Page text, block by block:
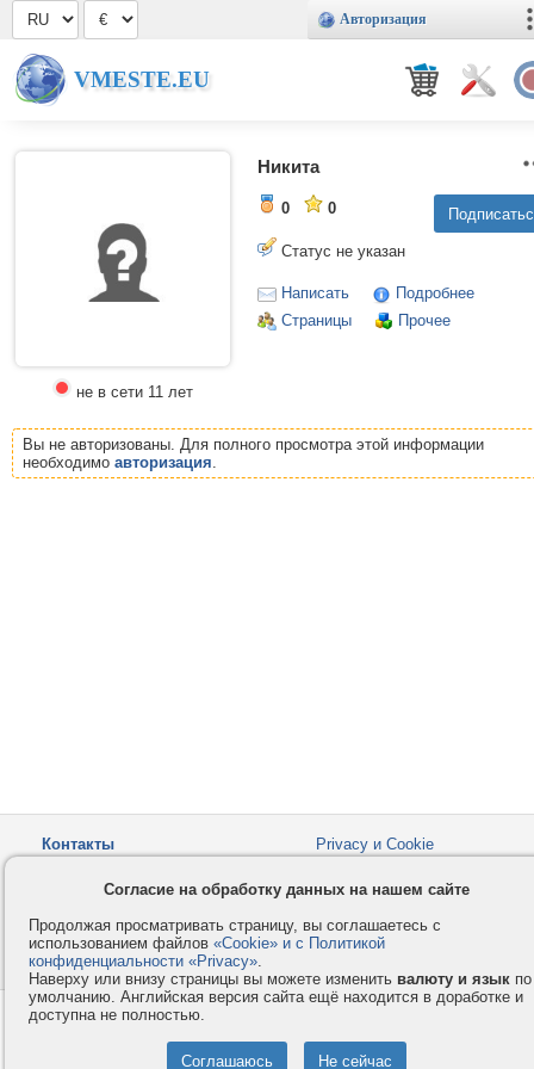
Авторизация
VMESTE.EU
не в сети 11 лет
Никита
0 0
Статус не указан
Написать
Подробнее
Страницы
Прочее
Вы не авторизованы. Для полного просмотра этой информации
необходимо авторизация.
Контакты
Privacy и Cookie
Как оплатить
Форумы
© 2008-2026VMESTE.EU
Согласие на обработку данных на нашем сайте
Продолжая просматривать страницу, вы соглашаетесь с
использованием файлов «Cookie» и с Политикой
конфиденциальности «Privacy».
Наверху или внизу страницы вы можете изменить валюту и язык по
умолчанию. Английская версия сайта ещё находится в доработке и
доступна не полностью.